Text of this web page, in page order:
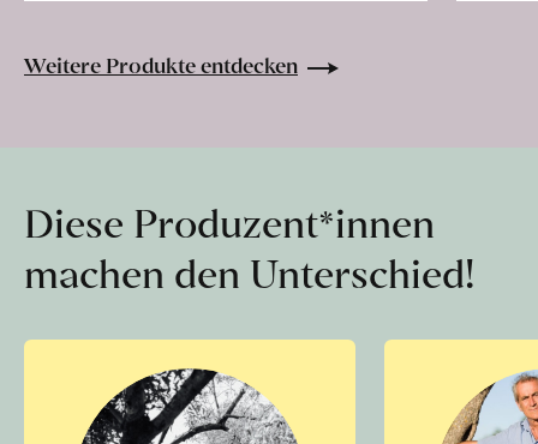
Weitere Produkte entdecken
Diese Produzent*innen
machen den Unterschied!